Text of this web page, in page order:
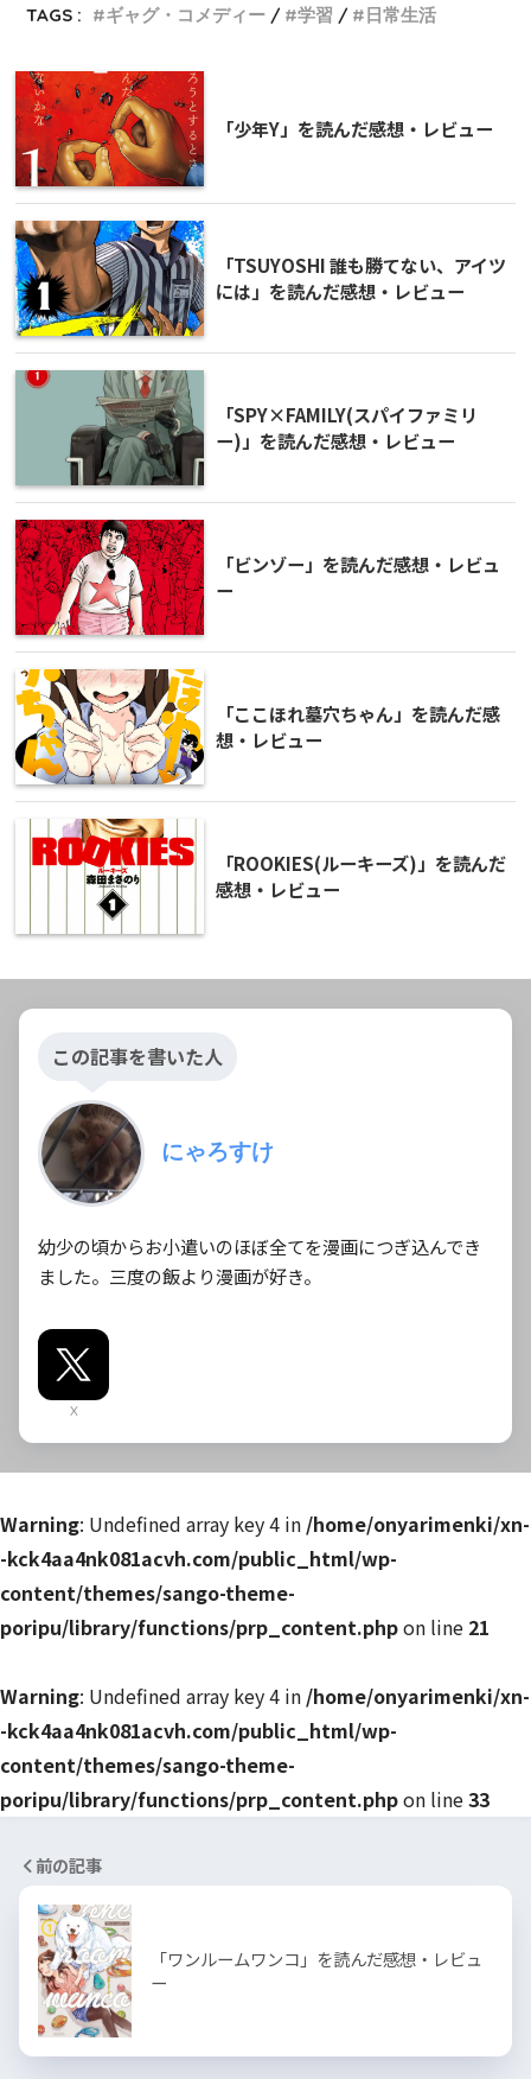
TAGS : ギャグ・コメディー 学習 日常生活
「少年Y」を読んだ感想・レビュー
「TSUYOSHI 誰も勝てない、アイツ
には」を読んだ感想・レビュー
「SPY×FAMILY(スパイファミリ
ー)」を読んだ感想・レビュー
「ビンゾー」を読んだ感想・レビュ
ー
「ここほれ墓穴ちゃん」を読んだ感
想・レビュー
「ROOKIES(ルーキーズ)」を読んだ
感想・レビュー
この記事を書いた人
にゃろすけ
幼少の頃からお小遣いのほぼ全てを漫画につぎ込んでき
ました。三度の飯より漫画が好き。
X
Warning: Undefined array key 4 in /home/onyarimenki/xn-
-kck4aa4nk081acvh.com/public_html/wp-
content/themes/sango-theme-
poripu/library/functions/prp_content.phpon line 21
Warning: Undefined array key 4 in /home/onyarimenki/xn-
-kck4aa4nk081acvh.com/public_html/wp-
content/themes/sango-theme-
poripu/library/functions/prp_content.phpon line33
前の記事
「ワンルームワンコ」を読んだ感想・レビュ
ー